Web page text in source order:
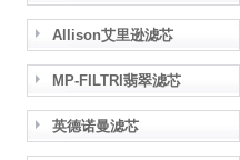
Allison艾里逊滤芯
MP-FILTRI翡翠滤芯
英德诺曼滤芯